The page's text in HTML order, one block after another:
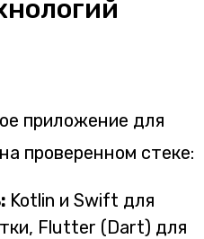
приложение для
проверенном стеке:
Kotlin и Swift для
Flutter (Dart) для